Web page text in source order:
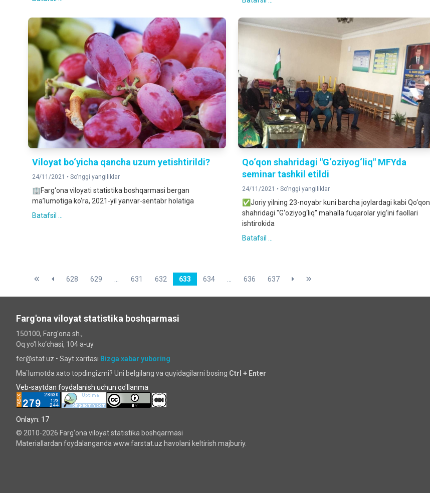
Viloyat bo‘yicha qancha uzum yetishtirildi?
24/11/2021 • So'nggi yangiliklar
🏢Farg‘ona viloyati statistika boshqarmasi bergan
ma’lumotiga ko‘ra, 2021-yil yanvar-sentabr holatiga
Batafsil ...
Qo‘qon shahridagi "G‘oziyog‘liq" MFYda
seminar tashkil etildi
24/11/2021 • So'nggi yangiliklar
✅Joriy yilning 23-noyabr kuni barcha joylardagi kabi Qo‘qon
shahridagi "G‘oziyog‘liq" mahalla fuqarolar yig‘ini faollari
ishtirokida
Batafsil ...
628 629 631 632 633 634 636 637
Farg'ona viloyat statistika boshqarmasi
150100, Farg'ona sh.,
Oq yo'l ko‘chаsi, 104 a-uy
fer@stat.uz • Sayt xaritasi Bizga xabar yuboring
Ma`lumotda xato topdingizmi? Uni belgilang va quyidagilarni bosing Ctrl + Enter
Veb-saytdan foydalanish uchun qo'llanma
Onlayn: 17
© 2010-2026 Farg‘ona viloyat statistika boshqarmasi
Materiallardan foydalanganda www.farstat.uz havolani keltirish majburiy.